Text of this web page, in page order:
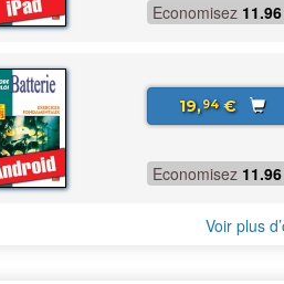
Economisez 11.96
19,94€
Economisez 11.96
Voir plus